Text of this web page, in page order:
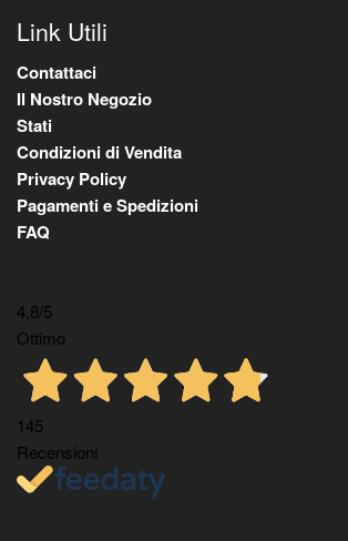
Link Utili
Contattaci
Il Nostro Negozio
Stati
Condizioni di Vendita
Privacy Policy
Pagamenti e Spedizioni
FAQ
4,8/5
Ottimo
145
Recensioni